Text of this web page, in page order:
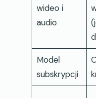
wideo i
audio
Model
subskrypcji